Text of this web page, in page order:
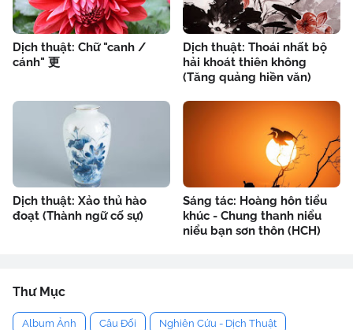
Dịch thuật: Chữ "canh /
cánh" 更
Dịch thuật: Thoái nhất bộ
hải khoát thiên không
(Tăng quảng hiền văn)
Dịch thuật: Xảo thủ hào
đoạt (Thành ngữ cố sự)
Sáng tác: Hoàng hôn tiểu
khúc - Chung thanh niểu
niểu bạn sơn thôn (HCH)
Thư Mục
Album Ảnh Câu Đối Nghiên Cứu - Dịch Thuật